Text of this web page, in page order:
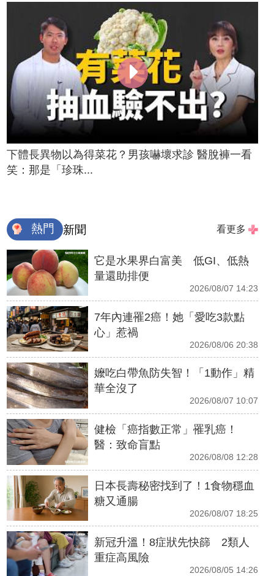
下體長異物以為得菜花？男孩嚇壞求診 醫脫褲一看
笑：那是「珍珠...
熱門 新聞 看更多
它是水果界白富美 低GI、低熱
量還助排便
2026/08/07 14:23
7年內連罹2癌！她「愛吃3款點
心」惹禍
2026/08/06 20:38
嬤吃白帶魚防失智！「1動作」精
華全沒了
2026/08/07 10:07
健檢「癌指數正常」罹乳癌！
醫：致命盲點
2026/08/08 12:28
日本長壽秘密找到了！1食物穩血
糖又通腸
2026/08/07 18:25
新冠升溫！8症狀先快篩 2類人
重症高風險
2026/08/05 14:26